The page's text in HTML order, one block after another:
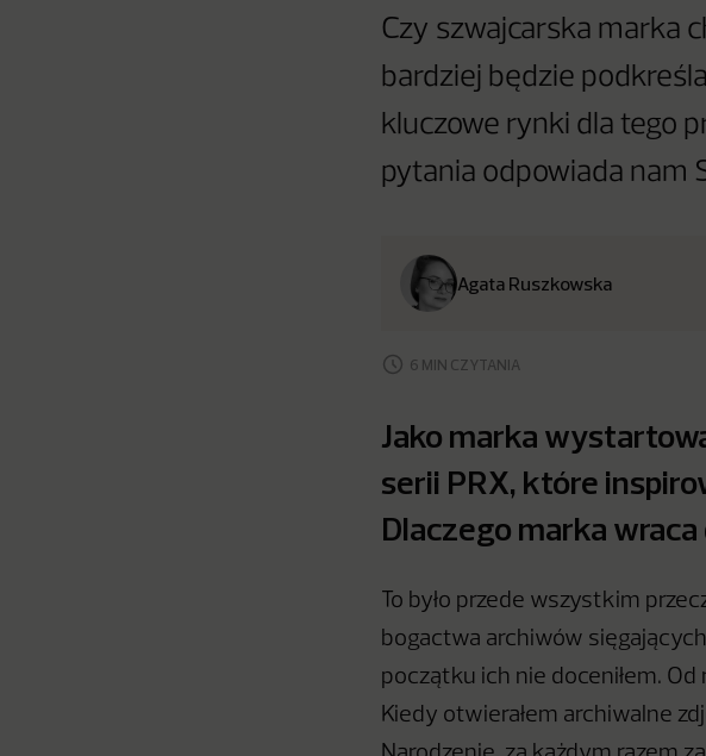
Czy szwajcarska marka
bardziej będzie
kluczowe rynki dla tego
pytania odpowiada nam
Agata Ruszkowska
6 MIN CZYTANIA
Jako marka
serii PRX, które
Dlaczego marka
To było przede wszystkim
bogactwa archiwów
początku ich nie doceniłem.
Kiedy otwierałem archiwalne